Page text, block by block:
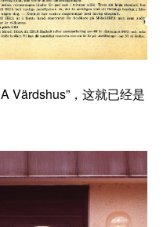
Värdshus”，这就已经是